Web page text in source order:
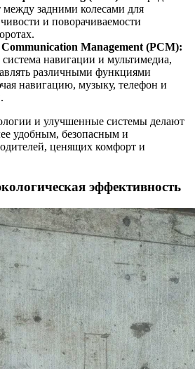
задними колесами для
и поворачиваемости
Management (PCM):
навигации и мультимедиа,
различными функциями
навигацию, музыку, телефон и
и улучшенные системы делают
удобным, безопасным и
ценящих комфорт и
эффективность